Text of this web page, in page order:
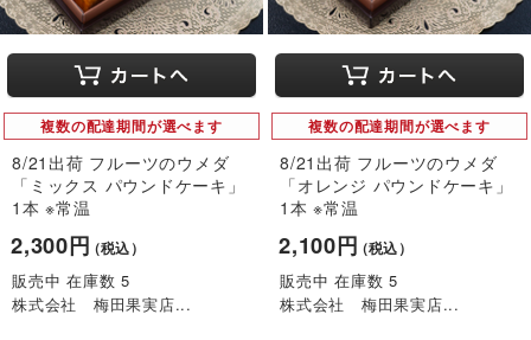
複数の配達期間が選べます
8/21出荷 フルーツのウメダ
「ミックス パウンドケーキ」
1本 ※常温
2,300円（税込）
販売中 在庫数 5
株式会社 梅田果実店...
複数の配達期間が選べます
8/21出荷 フルーツのウメダ
「オレンジ パウンドケーキ」
1本 ※常温
2,100円（税込）
販売中 在庫数 5
株式会社 梅田果実店...